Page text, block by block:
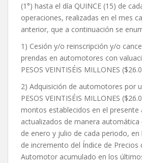
(1°) hasta el día QUINCE (15) de
operaciones, realizadas en el mes
anterior, que a continuación se
1) Cesión y/o reinscripción y/o
prendas en automotores con
PESOS VEINTISÉIS MILLONES
2) Adquisición de automotores por
PESOS VEINTISÉIS MILLONES
montos establecidos en el presente
actualizados de manera
de enero y julio de cada periodo,
de incremento del Índice de Precios
Automotor acumulado en los